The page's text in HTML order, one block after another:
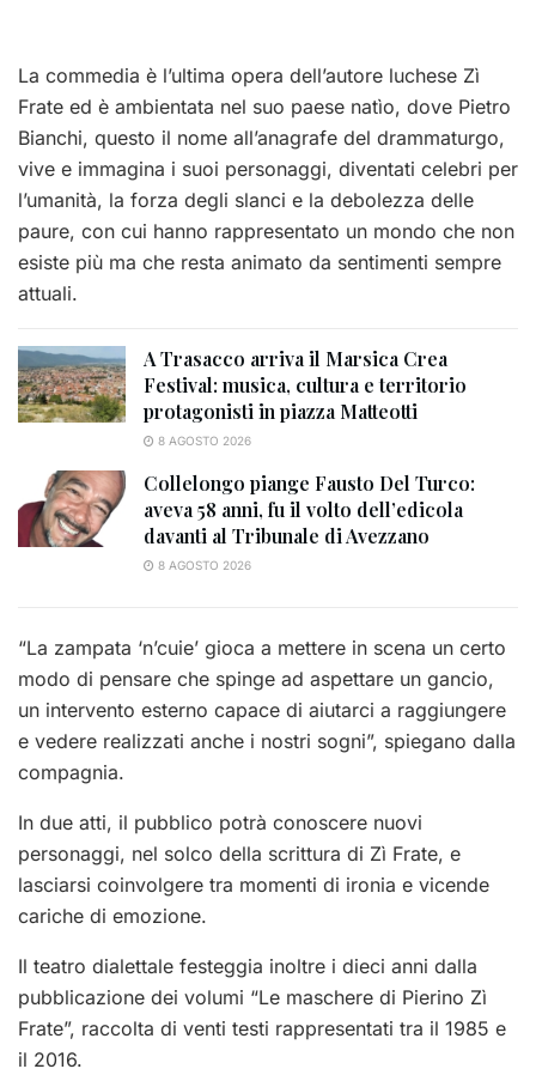
La commedia è l’ultima opera dell’autore luchese Zì
Frate ed è ambientata nel suo paese natìo, dove Pietro
Bianchi, questo il nome all’anagrafe del drammaturgo,
vive e immagina i suoi personaggi, diventati celebri per
l’umanità, la forza degli slanci e la debolezza delle
paure, con cui hanno rappresentato un mondo che non
esiste più ma che resta animato da sentimenti sempre
attuali.
A Trasacco arriva il Marsica Crea
Festival: musica, cultura e territorio
protagonisti in piazza Matteotti
8 AGOSTO 2026
Collelongo piange Fausto Del Turco:
aveva 58 anni, fu il volto dell’edicola
davanti al Tribunale di Avezzano
8 AGOSTO 2026
“La zampata ‘n’cuie’ gioca a mettere in scena un certo
modo di pensare che spinge ad aspettare un gancio,
un intervento esterno capace di aiutarci a raggiungere
e vedere realizzati anche i nostri sogni”, spiegano dalla
compagnia.
In due atti, il pubblico potrà conoscere nuovi
personaggi, nel solco della scrittura di Zì Frate, e
lasciarsi coinvolgere tra momenti di ironia e vicende
cariche di emozione.
Il teatro dialettale festeggia inoltre i dieci anni dalla
pubblicazione dei volumi “Le maschere di Pierino Zì
Frate”, raccolta di venti testi rappresentati tra il 1985 e
il 2016.